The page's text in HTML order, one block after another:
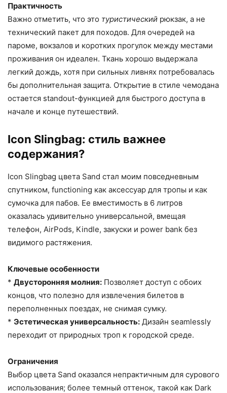
Практичность
Важно отметить, что это туристический рюкзак, а не
технический пакет для походов. Для очередей на
пароме, вокзалов и коротких прогулок между местами
проживания он идеален. Ткань хорошо выдержала
легкий дождь, хотя при сильных ливнях потребовалась
бы дополнительная защита. Открытие в стиле чемодана
остается standout-функцией для быстрого доступа в
начале и конце путешествий.
Icon Slingbag: стиль важнее
содержания?
Icon Slingbag цвета Sand стал моим повседневным
спутником, functioning как аксессуар для тропы и как
сумочка для пабов. Ее вместимость в 6 литров
оказалась удивительно универсальной, вмещая
телефон, AirPods, Kindle, закуски и power bank без
видимого растяжения.
Ключевые особенности
* Двусторонняя молния: Позволяет доступ с обоих
концов, что полезно для извлечения билетов в
переполненных поездах, не снимая сумку.
* Эстетическая универсальность: Дизайн seamlessly
переходит от природных троп к городской среде.
Ограничения
Выбор цвета Sand оказался непрактичным для сурового
использования; более темный оттенок, такой как Dark